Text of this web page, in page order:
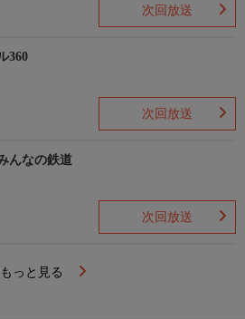
次回放送
360
次回放送
んなの鉄道
次回放送
もっと見る